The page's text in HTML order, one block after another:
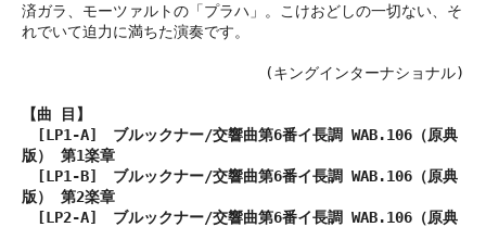
済ガラ、モーツァルトの「プラハ」。こけおどしの一切ない、そ
れでいて迫力に満ちた演奏です。
(キングインターナショナル)
【曲 目】
[LP1-A] ブルックナー/交響曲第6番イ長調 WAB.106（原典
版） 第1楽章
[LP1-B] ブルックナー/交響曲第6番イ長調 WAB.106（原典
版） 第2楽章
[LP2-A] ブルックナー/交響曲第6番イ長調 WAB.106（原典